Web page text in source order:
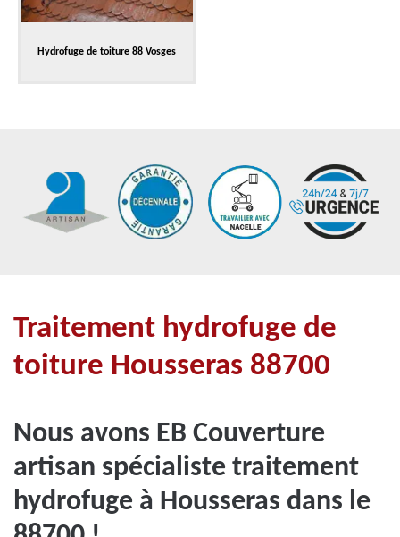
Hydrofuge de toiture 88 Vosges
Traitement hydrofuge de
toiture Housseras 88700
Nous avons EB Couverture
artisan spécialiste traitement
hydrofuge à Housseras dans le